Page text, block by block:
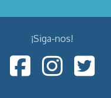
¡Siga-nos!